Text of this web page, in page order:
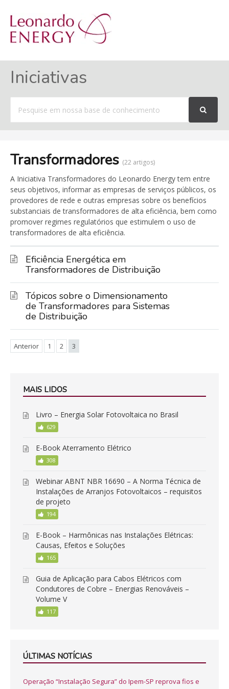
Iniciativas
por
Transformadores 22 artigos
A Iniciativa Transformadores do Leonardo Energy tem entre
seus objetivos, informar as empresas de serviços públicos, os
provedores de rede e outras empresas sobre os benefícios
substanciais de transformadores de alta eficiência, bem como
promover regimes regulatórios que estimulem o uso de
transformadores de alta eficiência.
Eficiência Energética em
Transformadores de Distribuição
Tópicos sobre o Dimensionamento
de Transformadores para Sistemas
de Distribuição
Anterior 1 2 3
MAIS LIDOS
Livro – Energia Solar Fotovoltaica no Brasil
629
E-Book Aterramento Elétrico
308
Webinar ABNT NBR 16690 – A Norma Técnica de
Instalações de Arranjos Fotovoltaicos – requisitos
de projeto
194
E-Book – Harmônicas nas Instalações Elétricas:
Causas, Efeitos e Soluções
165
Guia de Aplicação para Cabos Elétricos com
Condutores de Cobre – Energias Renováveis –
Volume V
117
ÚLTIMAS NOTÍCIAS
Operação “Instalação Segura” do Ipem-SP reprova fios e